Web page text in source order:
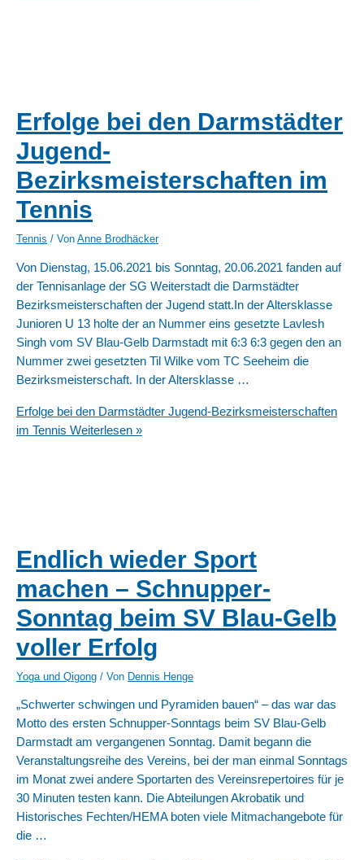
Erfolge bei den Darmstädter
Jugend-
Bezirksmeisterschaften im
Tennis
Tennis / Von Anne Brodhäcker
Von Dienstag, 15.06.2021 bis Sonntag, 20.06.2021 fanden auf
der Tennisanlage der SG Weiterstadt die Darmstädter
Bezirksmeisterschaften der Jugend statt.In der Altersklasse
Junioren U 13 holte der an Nummer eins gesetzte Lavlesh
Singh vom SV Blau-Gelb Darmstadt mit 6:3 6:3 gegen den an
Nummer zwei gesetzten Til Wilke vom TC Seeheim die
Bezirksmeisterschaft. In der Altersklasse …
Erfolge bei den Darmstädter Jugend-Bezirksmeisterschaften
im Tennis Weiterlesen »
Endlich wieder Sport
machen – Schnupper-
Sonntag beim SV Blau-Gelb
voller Erfolg
Yoga und Qigong / Von Dennis Henge
„Schwerter schwingen und Pyramiden bauen“ – das war das
Motto des ersten Schnupper-Sonntags beim SV Blau-Gelb
Darmstadt am vergangenen Sonntag. Damit begann die
Veranstaltungsreihe des Vereins, bei der man einmal Sonntags
im Monat zwei andere Sportarten des Vereinsrepertoires für je
30 Minuten testen kann. Die Abteilungen Akrobatik und
Historisches Fechten/HEMA boten viele Mitmachangebote für
die …